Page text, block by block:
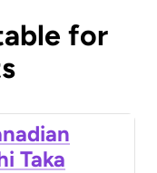
for
Taka